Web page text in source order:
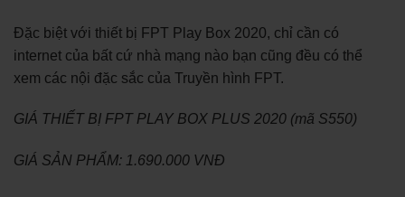
Đặc biệt với thiết bị FPT Play Box 2020, chỉ cần có
internet của bất cứ nhà mạng nào bạn cũng đều có thể
xem các nội đặc sắc của Truyền hình FPT.
GIÁ THIẾT BỊ FPT PLAY BOX PLUS 2020 (mã S550)
GIÁ SẢN PHẨM: 1.690.000 VNĐ